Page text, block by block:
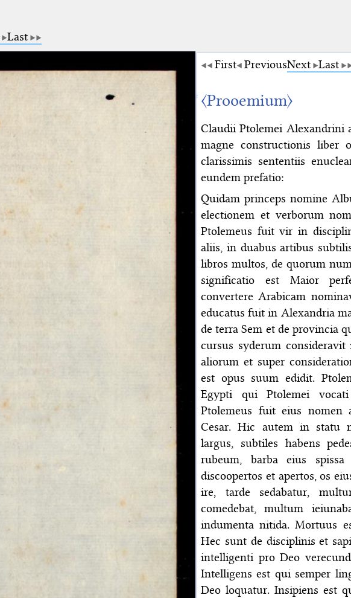
Last
First PreviousNext Last
〈Prooemium〉
Claudii Ptolemei Alexandrini
magne constructionis liber
clarissimis sententiis
eundem prefatio:
Quidam princeps nomine
electionem et verborum
Ptolemeus fuit vir in
aliis, in duabus artibus
libros multos, de quorum
significatio est Maior
convertere Arabicam
educatus fuit in Alexandria
de terra Sem et de provincia
cursus syderum
aliorum et super
est opus suum edidit.
Egypti qui Ptolemei
Ptolemeus fuit eius nomen
Cesar. Hic autem in statu
largus, subtiles habens
rubeum, barba eius
discoopertos et apertos, os
ire, tarde sedabatur,
comedebat, multum
indumenta nitida. Mortuus
Hec sunt de disciplinis et
intelligenti pro Deo
Intelligens est qui semper
Deo loquatur. Insipiens est